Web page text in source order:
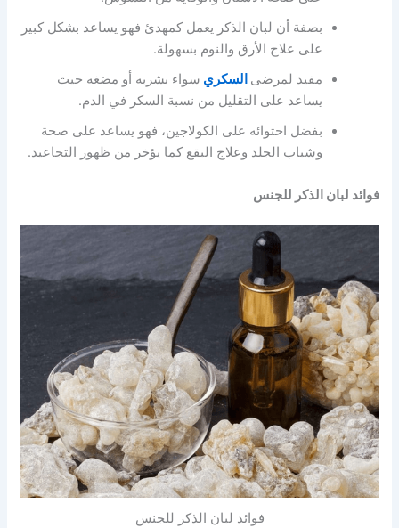
بصفة أن لبان الذكر يعمل كمهدئ فهو يساعد بشكل كبير
على علاج الأرق والنوم بسهولة.
مفيد لمرضى السكري سواء بشربه أو مضغه حيث
يساعد على التقليل من نسبة السكر في الدم.
بفضل احتوائه على الكولاجين، فهو يساعد على صحة
وشباب الجلد وعلاج البقع كما يؤخر من ظهور التجاعيد.
فوائد لبان الذكر للجنس
فوائد لبان الذكر للجنس